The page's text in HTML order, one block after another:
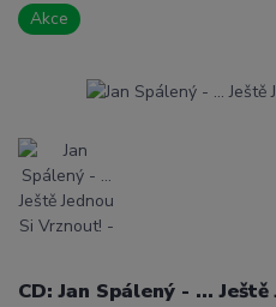
Akce
CD: Jan Spálený - ...